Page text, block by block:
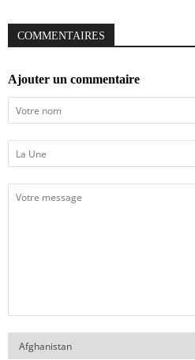
COMMENTAIRES
Ajouter un commentaire
Votre
nom
La
Une
Votre
message
Votre
Pays